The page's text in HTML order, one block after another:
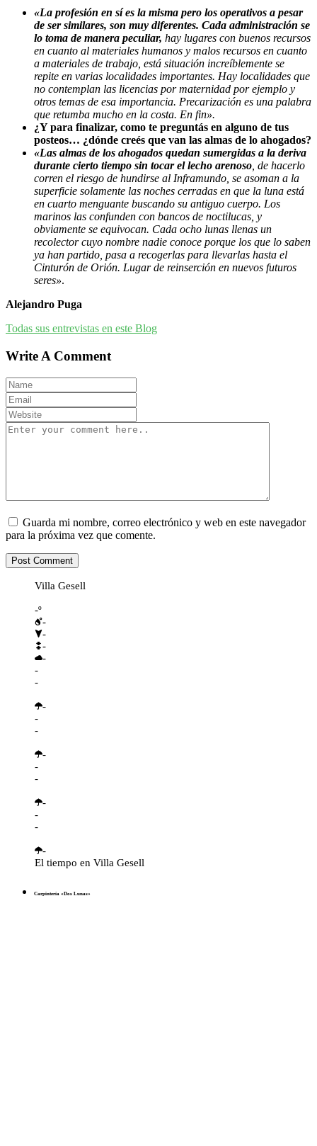
«La profesión en sí es la misma pero los operativos a pesar
de ser similares, son muy diferentes. Cada administración se
lo toma de manera peculiar, hay lugares con buenos recursos
en cuanto al materiales humanos y malos recursos en cuanto
a materiales de trabajo, está situación increíblemente se
repite en varias localidades importantes. Hay localidades que
no contemplan las licencias por maternidad por ejemplo y
otros temas de esa importancia. Precarización es una palabra
que retumba mucho en la costa. En fin».
¿Y para finalizar, como te preguntás en alguno de tus
posteos… ¿dónde creés que van las almas de lo ahogados?
«Las almas de los ahogados quedan sumergidas a la deriva
durante cierto tiempo sin tocar el lecho arenoso , de hacerlo
corren el riesgo de hundirse al Inframundo, se asoman a la
superficie solamente las noches cerradas en que la luna está
en cuarto menguante buscando su antiguo cuerpo. Los
marinos las confunden con bancos de noctilucas, y
obviamente se equivocan. Cada ocho lunas llenas un
recolector cuyo nombre nadie conoce porque los que lo saben
ya han partido, pasa a recogerlas para llevarlas hasta el
Cinturón de Orión. Lugar de reinserción en nuevos futuros
seres».
Alejandro Puga
Todas sus entrevistas en este Blog
Write A Comment
Guarda mi nombre, correo electrónico y web en este navegador
para la próxima vez que comente.
Villa Gesell
-º
-
-
-
-
-
-
-
-
-
-
-
-
-
-
-
-
El tiempo en Villa Gesell
Carpintería «Dos Lunas»